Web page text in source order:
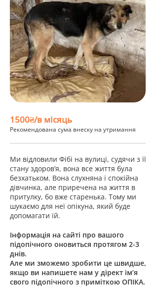
1500₴/в місяць
Рекомендована сума внеску на утримання
Ми відловили Фібі на вулиці, судячи з її
стану здоров’я, вона все життя була
безхатьком. Вона слухняна і спокійна
дівчинка, але приречена на життя в
притулку, бо вже старенька. Тому ми
шукаємо для неї опікуна, який буде
допомагати їй.
Інформація на сайті про вашого
підопічного оновиться протягом 2-3
днів.
Але ми зможемо зробити це швидше,
якщо ви напишете нам у дірект ім’я
свого підопічного з приміткою ОПІКА.